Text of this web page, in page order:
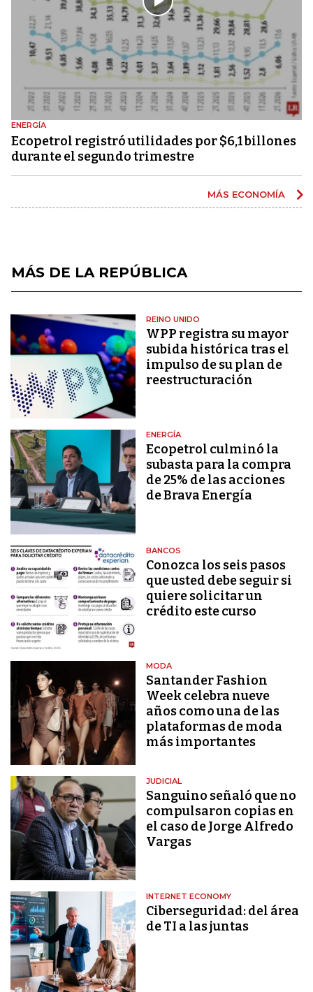
ENERGÍA
Ecopetrol registró utilidades por $6,1 billones
durante el segundo trimestre
MÁS ECONOMÍA
MÁS DE LA REPÚBLICA
REINO UNIDO
WPP registra su mayor
subida histórica tras el
impulso de su plan de
reestructuración
ENERGÍA
Ecopetrol culminó la
subasta para la compra
de 25% de las acciones
de Brava Energía
BANCOS
Conozca los seis pasos
que usted debe seguir si
quiere solicitar un
crédito este curso
MODA
Santander Fashion
Week celebra nueve
años como una de las
plataformas de moda
más importantes
JUDICIAL
Sanguino señaló que no
compulsaron copias en
el caso de Jorge Alfredo
Vargas
INTERNET ECONOMY
Ciberseguridad: del área
de TI a las juntas